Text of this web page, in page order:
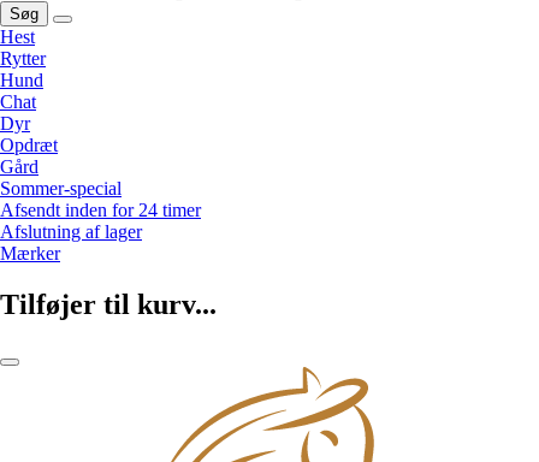
Søg
Hest
Rytter
Hund
Chat
Dyr
Opdræt
Gård
Sommer-special
Afsendt inden for 24 timer
Afslutning af lager
Mærker
Tilføjer til kurv...